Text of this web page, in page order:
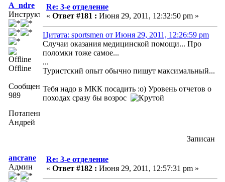
A_ndre
Инструктор
Offline
Сообщений:
989
Потапенко
Андрей
Re: 3-е отделение
« Ответ #181 : Июня 29, 2011, 12:32:50 pm »
Цитата: sportsmen от Июня 29, 2011, 12:26:59 pm
Случаи оказания медицинской помощи... Про
поломки тоже самое...
...
Туристский опыт обычно пишут максимальный...
Тебя надо в МКК посадить :о) Уровень отчетов о
походах сразу бы возрос
Записан
ancrane
Админ
Re: 3-е отделение
« Ответ #182 : Июня 29, 2011, 12:57:31 pm »